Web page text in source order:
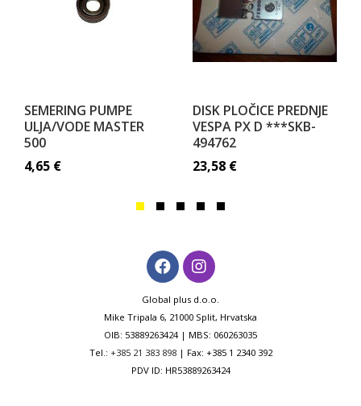
SEMERING PUMPE
ULJA/VODE MASTER
500
4,65 €
DISK PLOČICE PREDNJE
VESPA PX D ***SKB-
494762
23,58 €
Global plus d.o.o.
Mike Tripala 6, 21000 Split, Hrvatska
OIB: 53889263424 | MBS: 060263035
Tel.: +385 21 383 898| Fax: +385 1 2340 392
PDV ID: HR53889263424